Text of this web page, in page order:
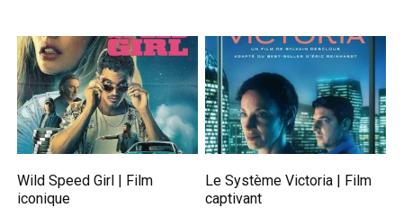
Wild Speed Girl | Film
iconique
Le Système Victoria | Film
captivant